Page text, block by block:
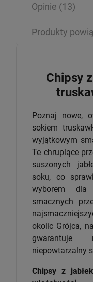
Opinie (13)
Produkty
Chipsy
Poznaj nowe,
sokiem
wyjątkowym
Te chrupiące
suszonych
soku, co
wyborem dla
smacznych
okolic Grójca,
niepowtarzalny
Chipsy z